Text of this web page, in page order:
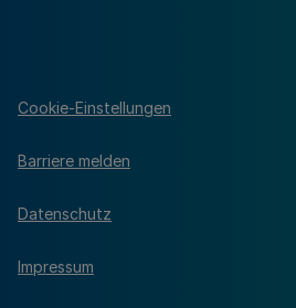
Cookie-Einstellungen
Barriere melden
Datenschutz
Impressum